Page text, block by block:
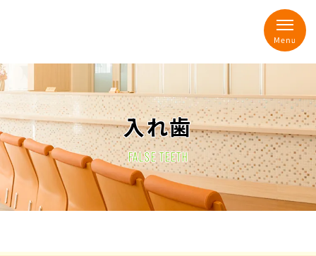
入れ歯
FALSE TEETH